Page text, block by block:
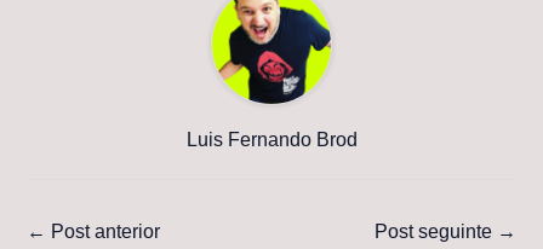
Luis Fernando Brod
← Post anterior Post seguinte →